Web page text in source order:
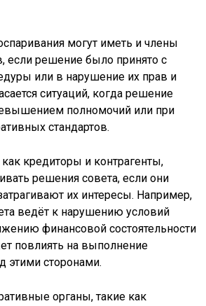
могут иметь и члены
если решение было принято с
или в нарушение их прав и
ситуаций, когда решение
полномочий или при
стандартов.
как кредиторы и контрагенты,
решения совета, если они
их интересы. Например,
ведёт к нарушению условий
финансовой состоятельности
повлиять на выполнение
этими сторонами.
органы, такие как